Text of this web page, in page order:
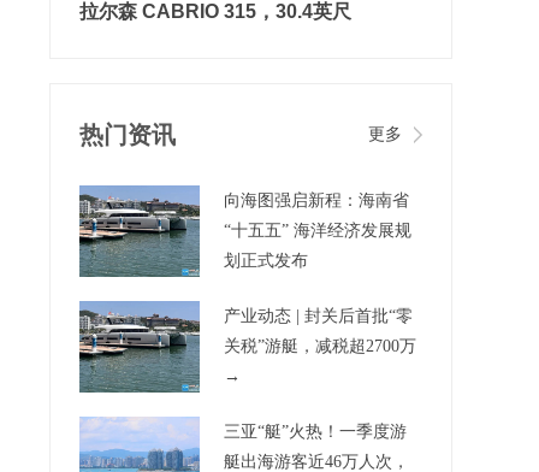
拉尔森 CABRIO 315，30.4英尺
热门资讯 更多
向海图强启新程：海南省
“十五五” 海洋经济发展规
划正式发布
产业动态 | 封关后首批“零
关税”游艇，减税超2700万
→
三亚“艇”火热！一季度游
艇出海游客近46万人次，